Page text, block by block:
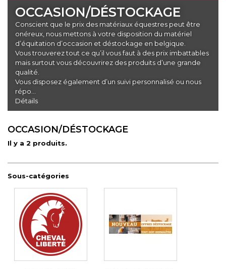
OCCASION/DÉSTOCKAGE
Conscient que le prix des matériaux équestres peut être
onéreux, nous mettons à votre disposition du matériel
d’équitation d’occasion et déstockage en belgique.
Vous trouverez tout ce qu’il vous faut à des prix imbattables
mais surtout vous découvrirez des produits d’une grande
qualité.
Vous disposez également d’un suivi personnalisé ou nous
répo...
Détails
OCCASION/DÉSTOCKAGE
Il y a 2 produits.
Sous-catégories